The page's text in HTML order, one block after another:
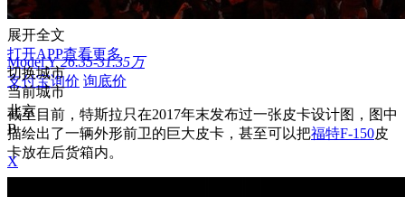
Model Y 26.35-31.35万
支付宝询价 询底价
截至目前，特斯拉只在2017年末发布过一张皮卡设计图，图中
描绘出了一辆外形前卫的巨大皮卡，甚至可以把福特F-150皮
卡放在后货箱内。
展开全文
打开APP查看更多
切换城市
当前城市
北京
B
X